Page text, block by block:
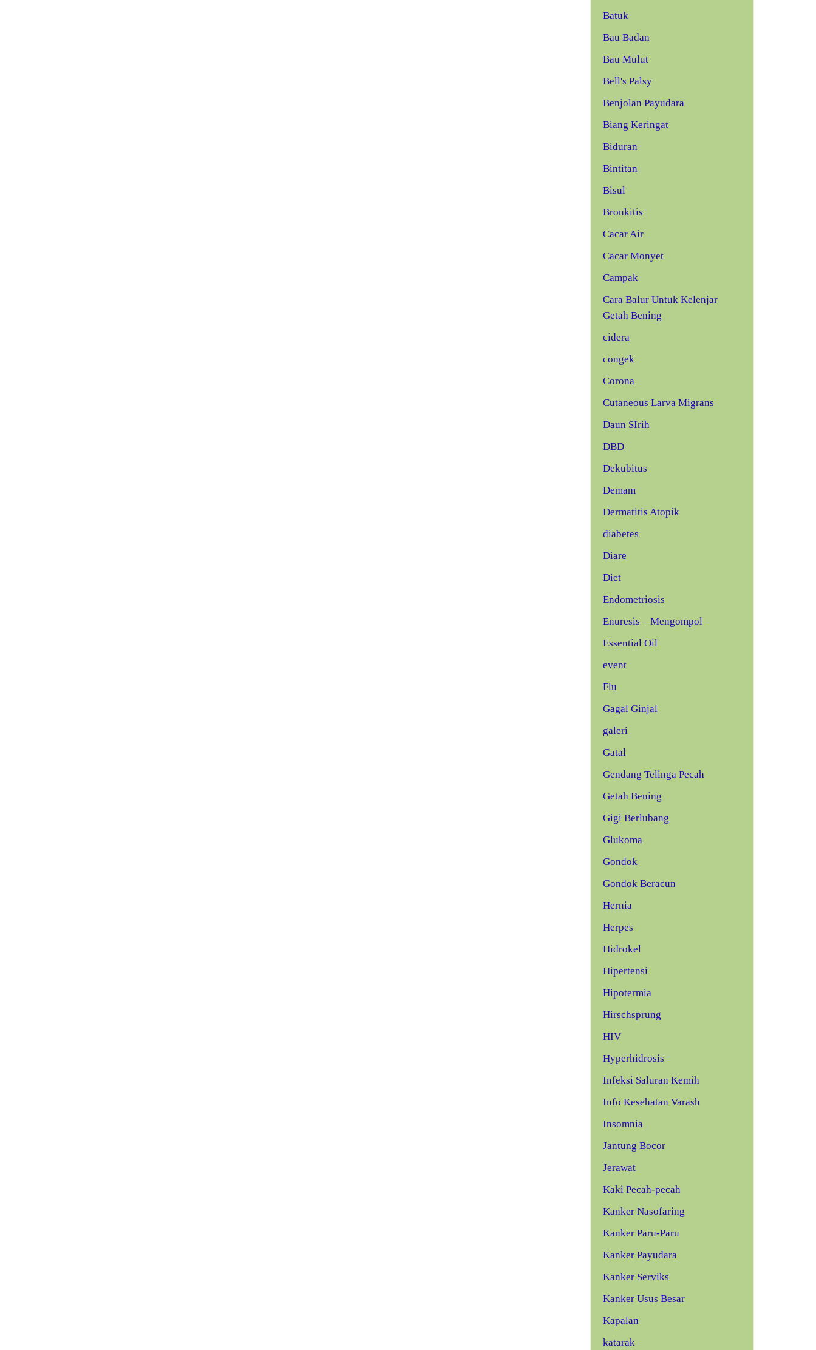
Batuk
Bau Badan
Bau Mulut
Bell's Palsy
Benjolan Payudara
Biang Keringat
Biduran
Bintitan
Bisul
Bronkitis
Cacar Air
Cacar Monyet
Campak
Cara Balur Untuk Kelenjar
Getah Bening
cidera
congek
Corona
Cutaneous Larva Migrans
Daun SIrih
DBD
Dekubitus
Demam
Dermatitis Atopik
diabetes
Diare
Diet
Endometriosis
Enuresis – Mengompol
Essential Oil
event
Flu
Gagal Ginjal
galeri
Gatal
Gendang Telinga Pecah
Getah Bening
Gigi Berlubang
Glukoma
Gondok
Gondok Beracun
Hernia
Herpes
Hidrokel
Hipertensi
Hipotermia
Hirschsprung
HIV
Hyperhidrosis
Infeksi Saluran Kemih
Info Kesehatan Varash
Insomnia
Jantung Bocor
Jerawat
Kaki Pecah-pecah
Kanker Nasofaring
Kanker Paru-Paru
Kanker Payudara
Kanker Serviks
Kanker Usus Besar
Kapalan
katarak